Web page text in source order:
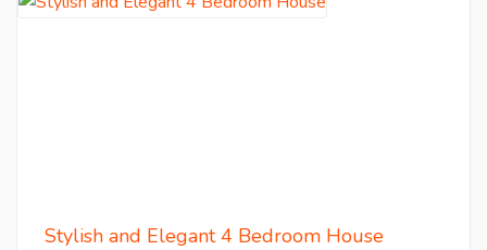
Stylish and Elegant 4 Bedroom House